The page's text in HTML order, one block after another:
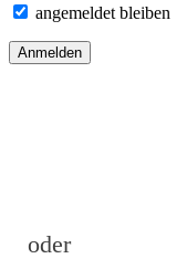
angemeldet bleiben
oder